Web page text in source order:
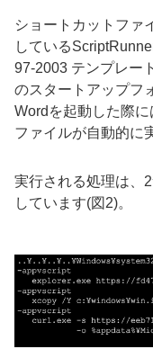
ショートカットファ
している
97-2003 テンプレー
のスタートアップフ
Word を起動した際
ファイルが自動的に
実行される処理は、 2
しています(図 2)。